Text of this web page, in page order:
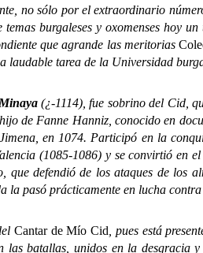
no sólo por el extraordinario
burgaleses y oxomenses hoy
que agrande las meritorias
laudable tarea de la Universidad
(¿-1114), fue sobrino del Cid,
de Fanne Hanniz, conocido en
en 1074. Participó en la
(1085-1086) y se convirtió en
que defendió de los ataques de los
la pasó prácticamente en lucha
Cantar de Mío Cid , pues está
las batallas, unidos en la desgracia